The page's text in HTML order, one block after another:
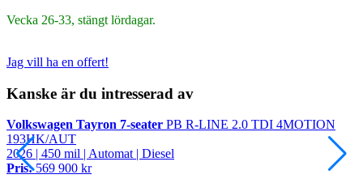
Vecka 26-33, stängt lördagar.
Jag vill ha en offert!
Kanske är du intresserad av
Volkswagen Tayron 7-seater PB R-LINE 2.0 TDI 4MOTION
193HK/AUT
2026 | 450 mil | Automat | Diesel
Pris:569 900 kr